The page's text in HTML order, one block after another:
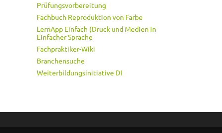
Prüfungsvorbereitung
Fachbuch Reproduktion von Farbe
LernApp Einfach (Druck und Medien in
Einfacher Sprache
Fachpraktiker-Wiki
Branchensuche
Weiterbildungsinitiative DI